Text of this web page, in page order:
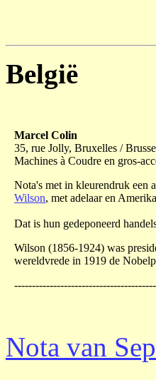
België
Marcel Colin
35, rue Jolly, Bruxelles /
Machines à Coudre en gros-
Nota's met in kleurendruk een
Wilson, met adelaar en
Dat is hun gedeponeerd
Wilson (1856-1924) was
wereldvrede in 1919 de
Nota van